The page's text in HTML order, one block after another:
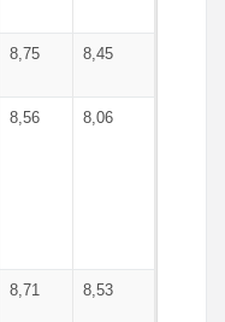
8,75 8,45
8,56 8,06
8,71 8,53